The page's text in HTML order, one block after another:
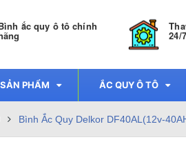
ắc quy ô tô chính
24/7
SẢN PHẨM ẮC QUY Ô TÔ
Bình Ắc Quy Delkor DF40AL(12v-